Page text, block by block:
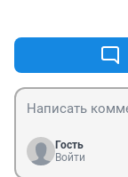
Гость
Войти